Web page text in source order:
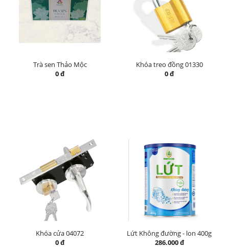
Trà sen Thảo Mộc
0 đ
Khóa treo đồng 01330
0 đ
Khóa cửa 04072
0 đ
Lứt Không đường - lon 400g
286.000 đ